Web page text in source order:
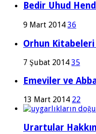
Bedir Uhud
9 Mart 2014 36
Orhun
7 Şubat 2014 35
Emeviler ve
13 Mart 2014 22
Urartular